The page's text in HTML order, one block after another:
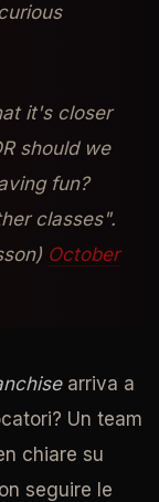
it's closer
should we
fun?
classes".
October
arriva a
Un team
chiare su
seguire le